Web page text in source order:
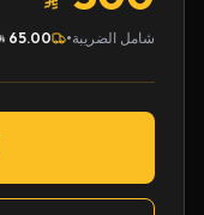
شامل الضريبة•
65.00